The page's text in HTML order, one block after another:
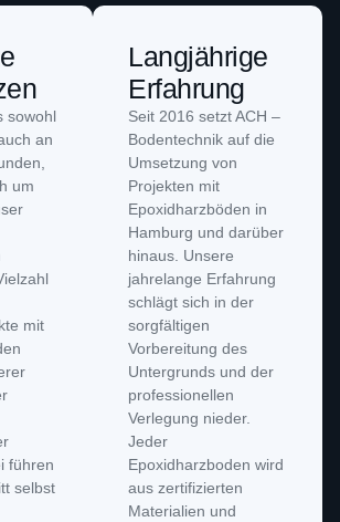
Langjährige
Erfahrung
Seit 2016 setzt ACH –
Bodentechnik auf die
Umsetzung von
Projekten mit
Epoxidharzböden in
Hamburg und darüber
hinaus. Unsere
jahrelange Erfahrung
schlägt sich in der
sorgfältigen
Vorbereitung des
Untergrunds und der
professionellen
Verlegung nieder.
Jeder
Epoxidharzboden wird
aus zertifizierten
Materialien und
sowohl
an
um
mit
führen
selbst